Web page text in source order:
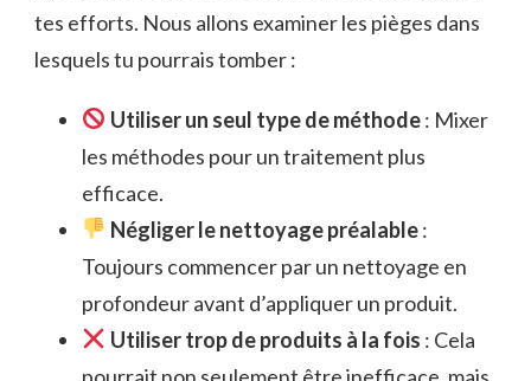
tes efforts. Nous allons examiner les pièges dans
lesquels tu pourrais tomber :
Utiliser un seul type de méthode: Mixer
les méthodes pour un traitement plus
efficace.
Négliger le nettoyage préalable:
Toujours commencer par un nettoyage en
profondeur avant d’appliquer un produit.
Utiliser trop de produits à la fois : Cela